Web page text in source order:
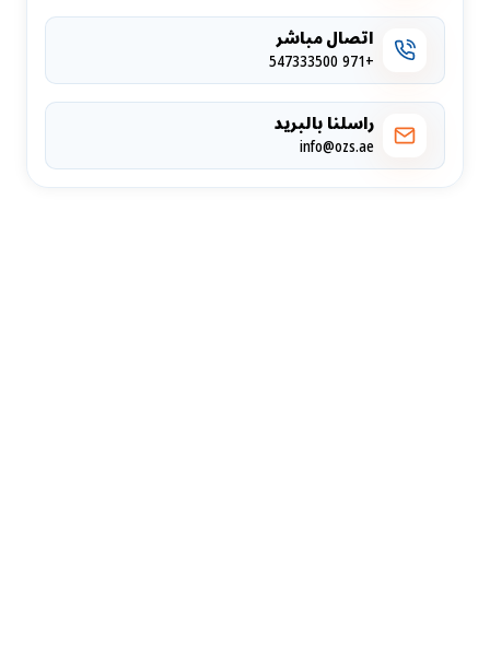
اتصال مباشر
+971 547333500
راسلنا بالبريد
info@ozs.ae